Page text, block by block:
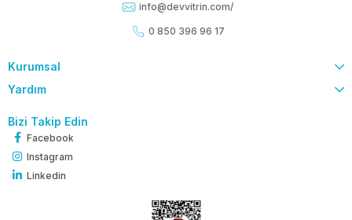
info@devvitrin.com/
0 850 396 96 17
Kurumsal
Yardım
Bizi Takip Edin
Facebook
Instagram
Linkedin